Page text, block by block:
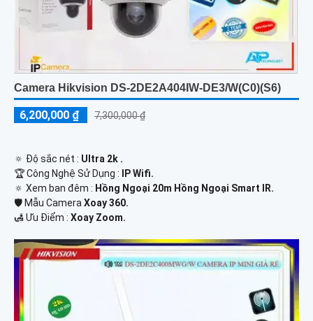
Camera Hikvision DS-2DE2A404IW-DE3/W(C0)(S6)
6,200,000 ₫ 7,300,000 ₫
🔅 Độ sắc nét : Ultra 2k .
🏆 Công Nghệ Sử Dụng :
IP Wifi.
🔅 Xem ban đêm : Hồng Ngoại 20m Hồng Ngoại Smart IR.
🛡 Mẫu CameraXoay 360.
️🛃 Ưu Điểm : Xoay Zoom.